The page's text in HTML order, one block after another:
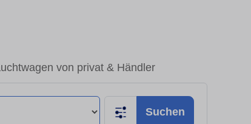
von privat & Händler
Suchen